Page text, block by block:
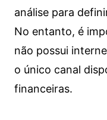
análise para
No entanto, é
não possui
o único canal
financeiras.